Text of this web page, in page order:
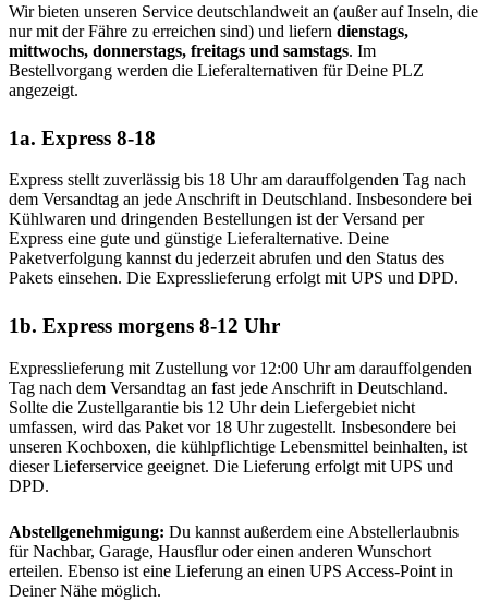
Wir bieten unseren Service deutschlandweit an (außer auf Inseln, die
nur mit der Fähre zu erreichen sind) und liefern dienstags,
mittwochs, donnerstags, freitags und samstags. Im
Bestellvorgang werden die Lieferalternativen für Deine PLZ
angezeigt.
1a. Express 8-18
Express stellt zuverlässig bis 18 Uhr am darauffolgenden Tag nach
dem Versandtag an jede Anschrift in Deutschland. Insbesondere bei
Kühlwaren und dringenden Bestellungen ist der Versand per
Express eine gute und günstige Lieferalternative. Deine
Paketverfolgung kannst du jederzeit abrufen und den Status des
Pakets einsehen. Die Expresslieferung erfolgt mit UPS und DPD.
1b. Express morgens 8-12 Uhr
Expresslieferung mit Zustellung vor 12:00 Uhr am darauffolgenden
Tag nach dem Versandtag an fast jede Anschrift in Deutschland.
Sollte die Zustellgarantie bis 12 Uhr dein Liefergebiet nicht
umfassen, wird das Paket vor 18 Uhr zugestellt. Insbesondere bei
unseren Kochboxen, die kühlpflichtige Lebensmittel beinhalten, ist
dieser Lieferservice geeignet. Die Lieferung erfolgt mit UPS und
DPD.
Abstellgenehmigung: Du kannst außerdem eine Abstellerlaubnis
für Nachbar, Garage, Hausflur oder einen anderen Wunschort
erteilen. Ebenso ist eine Lieferung an einen UPS Access-Point in
Deiner Nähe möglich.